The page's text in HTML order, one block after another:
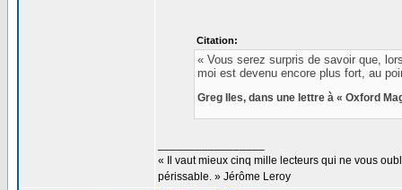
Citation:
« Vous serez surpris de savoir que,
moi est devenu encore plus fort, au
Greg Iles, dans une lettre à « Oxford
« Il vaut mieux cinq mille lecteurs qui ne vous
périssable. » Jérôme Leroy